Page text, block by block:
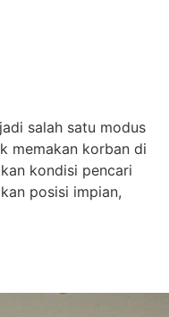
salah satu modus
memakan korban di
kondisi pencari
posisi impian,